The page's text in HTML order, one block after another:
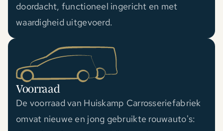
doordacht, functioneel ingericht en met
waardigheid uitgevoerd.
Voorraad
De voorraad van Huiskamp Carrosseriefabriek
omvat nieuwe en jong gebruikte rouwauto's: